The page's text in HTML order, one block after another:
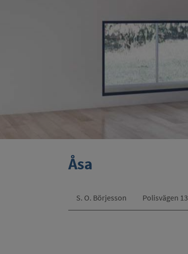
Åsa
S. O. Börjesson Polisvägen 13